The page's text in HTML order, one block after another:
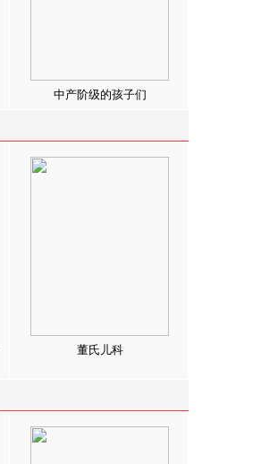
中产阶级的孩子们
董氏儿科